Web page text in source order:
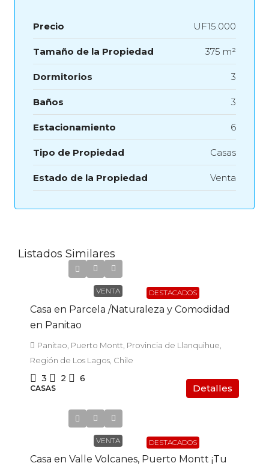
Precio UF15.000
Tamaño de la Propiedad 375 m²
Dormitorios 3
Baños 3
Estacionamiento 6
Tipo de Propiedad Casas
Estado de la Propiedad Venta
Listados Similares
DESTACADOS
VENTA
Casa en Parcela /Naturaleza y Comodidad
en Panitao
Panitao, Puerto Montt, Provincia de Llanquihue,
Región de Los Lagos, Chile
3 2 6
CASAS Detalles
DESTACADOS
VENTA
Casa en Valle Volcanes, Puerto Montt ¡Tu